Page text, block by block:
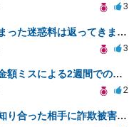
3
支払ってしまった迷惑料は返ってきますか？
3
結婚式場の金額ミスによる2週間での解約。キャンセル料10万円の免除は可能か。
2
出会い系で知り合った相手に詐欺被害、免許証の悪用リスクと対策。